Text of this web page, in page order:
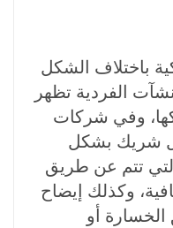
باختلاف الشكل
الفردية تظهر
وفي شركات
شريك بشكل
تتم عن طريق
وكذلك إيضاح
أو